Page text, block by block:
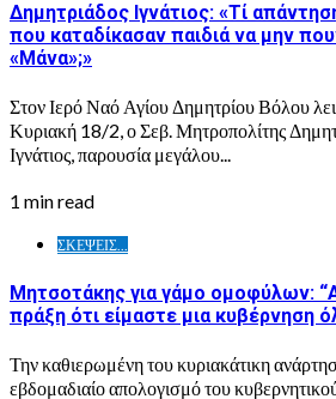
Δημητριάδος Ιγνάτιος: «Τί
που καταδίκασαν παιδιά να μην
«Μάνα»;»
Στον Ιερό Ναό Αγίου Δημητρίου Βόλου
Κυριακή 18/2, ο Σεβ. Μητροπολίτης
Ιγνάτιος, παρουσία μεγάλου...
1 min read
ΣΚΕΨΕΙΣ...
Μητσοτάκης για γάμο ομοφύλων:
πράξη ότι είμαστε μια κυβέρνηση
Την καθιερωμένη του κυριακάτικη
εβδομαδιαίο απολογισμό του